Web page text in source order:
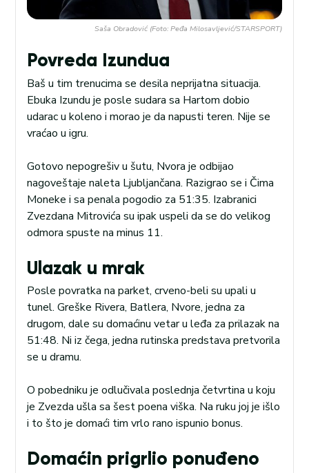
Saša Obradović (Foto: Peđa Milosavljević/STARSPORT)
Povreda Izundua
Baš u tim trenucima se desila neprijatna situacija.
Ebuka Izundu je posle sudara sa Hartom dobio
udarac u koleno i morao je da napusti teren. Nije se
vraćao u igru.
Gotovo nepogrešiv u šutu, Nvora je odbijao
nagoveštaje naleta Ljubljančana. Razigrao se i Čima
Moneke i sa penala pogodio za 51:35. Izabranici
Zvezdana Mitrovića su ipak uspeli da se do velikog
odmora spuste na minus 11.
Ulazak u mrak
Posle povratka na parket, crveno-beli su upali u
tunel. Greške Rivera, Batlera, Nvore, jedna za
drugom, dale su domaćinu vetar u leđa za prilazak na
51:48. Ni iz čega, jedna rutinska predstava pretvorila
se u dramu.
O pobedniku je odlučivala poslednja četvrtina u koju
je Zvezda ušla sa šest poena viška. Na ruku joj je išlo
i to što je domaći tim vrlo rano ispunio bonus.
Domaćin prigrlio ponuđeno